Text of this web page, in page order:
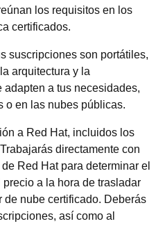
los requisitos en los
certificados.
suscripciones son portátiles,
arquitectura y la
adapten a tus necesidades,
o en las nubes públicas.
a Red Hat, incluidos los
directamente con
Red Hat para determinar el
a la hora de trasladar
de nube certificado. Deberás
así como al